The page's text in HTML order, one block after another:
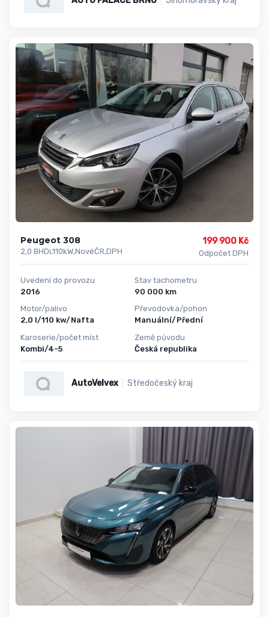
Peugeot 308
2,0 BHDi,110kW,NovéČR,DPH
199 900 Kč
Odpočet DPH
Uvedení do provozu
2016
Motor/palivo
2,0 l/110 kw/Nafta
Karoserie/počet míst
Kombi/4-5
Stav tachometru
90 000 km
Převodovka/pohon
Manuální/Přední
Země původu
Česká republika
AutoVelvex Středočeský kraj